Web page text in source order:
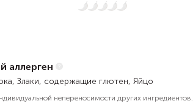
Нет остроты
аллерген
Злаки, содержащие глютен, Яйцо
непереносимости других ингредиентов.